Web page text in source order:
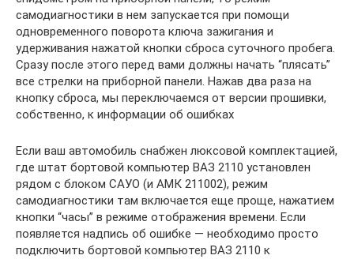
самодиагностики в нем запускается при помощи
одновременного поворота ключа зажигания и
удерживания нажатой кнопки сброса суточного пробега.
Сразу после этого перед вами должны начать “плясать”
все стрелки на приборной панели. Нажав два раза на
кнопку сброса, мы переключаемся от версии прошивки,
собственно, к информации об ошибках
Если ваш автомобиль снабжен люксовой комплектацией,
где штат бортовой компьютер ВАЗ 2110 установлен
рядом с блоком САУО (и АМК 211002), режим
самодиагностики там включается еще проще, нажатием
кнопки “часы” в режиме отображения времени. Если
появляется надпись об ошибке — необходимо просто
подключить бортовой компьютер ВАЗ 2110 к